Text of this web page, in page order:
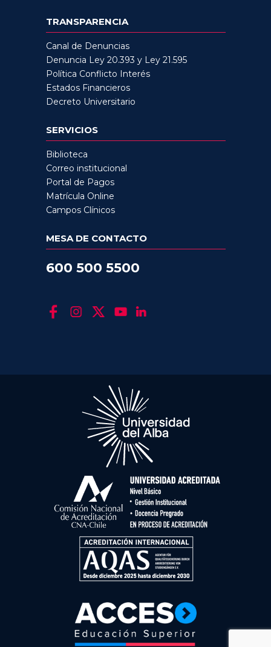
TRANSPARENCIA
Canal de Denuncias
Denuncia Ley 20.393 y Ley 21.595
Política Conflicto Interés
Estados Financieros
Decreto Universitario
SERVICIOS
Biblioteca
Correo institucional
Portal de Pagos
Matrícula Online
Campos Clínicos
MESA DE CONTACTO
600 500 5500